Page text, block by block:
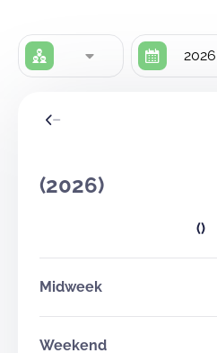
2026
(2026)
()
Midweek
Weekend